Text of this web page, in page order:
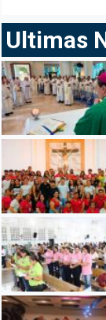
Ultimas